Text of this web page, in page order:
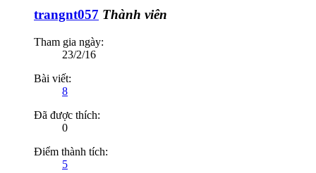
trangnt057 Thành viên
Tham gia ngày:
23/2/16
Bài viết:
8
Đã được thích:
0
Điểm thành tích:
5